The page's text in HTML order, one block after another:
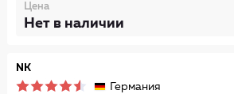
Цена
Нет в наличии
NK
Германия